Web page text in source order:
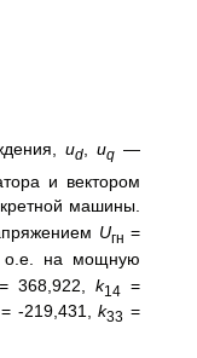
ud, uq —
и вектором
машины.
Uгн =
на мощную
= 368,922,k14
=
= -219,431,k33 =